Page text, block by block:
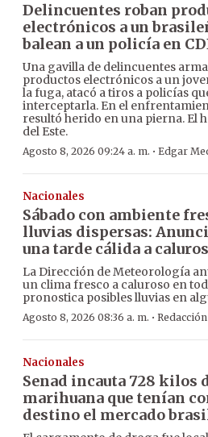
Delincuentes roban
electrónicos a un
balean a un policía en
Una gavilla de delincuentes
productos electrónicos a un
la fuga, atacó a tiros a policías
interceptarla. En el
resultó herido en una pierna. El
del Este.
Agosto 8, 2026 09:24 a. m. · Edgar
Nacionales
Sábado con ambiente
lluvias dispersas:
una tarde cálida a
La Dirección de Meteorología
un clima fresco a caluroso en
pronostica posibles lluvias en
Agosto 8, 2026 08:36 a. m. ·
Nacionales
Senad incauta 728 kilos
marihuana que tenían
destino el mercado